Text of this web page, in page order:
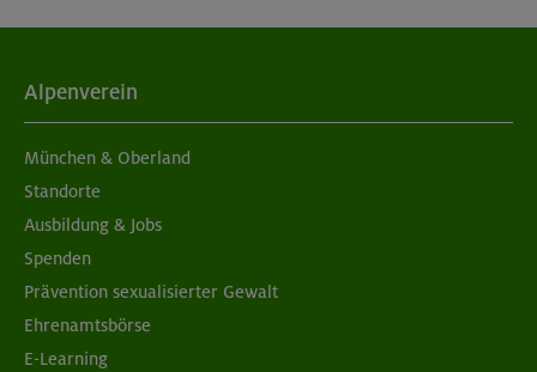
Alpenverein
München & Oberland
Standorte
Ausbildung & Jobs
Spenden
Prävention sexualisierter Gewalt
Ehrenamtsbörse
E-Learning